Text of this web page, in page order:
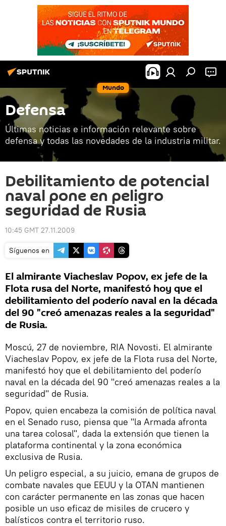
Mundo
Defensa
Últimas noticias e información relevante sobre
defensa y todas las novedades de la industria militar.
Debilitamiento de potencial
naval pone en peligro
seguridad de Rusia
10:45 GMT 27.11.2009
Síguenos en
El almirante Viacheslav Popov, ex jefe de la
Flota rusa del Norte, manifestó hoy que el
debilitamiento del poderío naval en la década
del 90 "creó amenazas reales a la seguridad"
de Rusia.
Moscú, 27 de noviembre, RIA Novosti. El almirante
Viacheslav Popov, ex jefe de la Flota rusa del Norte,
manifestó hoy que el debilitamiento del poderío
naval en la década del 90 "creó amenazas reales a la
seguridad" de Rusia.
Popov, quien encabeza la comisión de política naval
en el Senado ruso, piensa que "la Armada afronta
una tarea colosal", dada la extensión que tienen la
plataforma continental y la zona económica
exclusiva de Rusia.
Un peligro especial, a su juicio, emana de grupos de
combate navales que EEUU y la OTAN mantienen
con carácter permanente en las zonas que hacen
posible un uso eficaz de misiles de crucero y
balísticos contra el territorio ruso.